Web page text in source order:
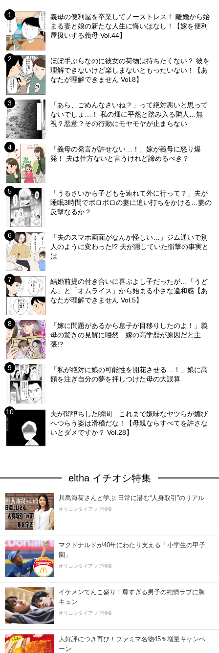
義母の便利屋を卒業してノーストレス！ 離婚から始
まる妻と娘の新たな人生に悔いはなし！【嫁を便利
屋扱いする義母 Vol.44】
ほぼ手ぶらなのに彼女の荷物は持ちたくない？ 彼を
理解できないけど楽しまないともったいない！【あ
なたが理解できません Vol.8】
「あら、ごめんなさいね？」って絶対悪いと思って
ないでしょ…！ 私の畑に平然と踏み入る隣人…無
視？悪意？その行動にモヤモヤが止まらない
「義母の発言が許せない…！」嫁が義母に怒り爆
発！ 夫は仕方ないと言うけれど諦めるべき？
「うるさいから子どもを連れて外に行って？」夫が
睡眠3時間でボロボロの妻に追い打ちをかける…妻の
反撃なるか？
「夫のスマホ画面がなんか怪しい…」ジム通いで別
人のように変わった!? 夫が隠していた衝撃の事実と
は
結婚前提の付き合いに喜ぶよし子だったが…「うど
ん」と「オムライス」から始まる小さな違和感【あ
なたが理解できません Vol.5】
「嫁に問題があるから息子が目移りしたのよ！」義
母の驚きの見解に唖然…嫁の高学歴が原因だと主
張!?
「私が絶対に娘の可能性を開花させる…！」娘に高
額を注ぎ自分の夢を押しつけた母の大誤算
夫が闇堕ちした瞬間…これまで嫌味なヤツらが媚び
へつらう姿は滑稽だな！【母親ならすべてを許さな
いとダメですか？ Vol.28】
eltha イチオシ特集
川島海荷さんと学ぶ 日常に潜む“人身取引”のリアル
オリコンタイアップ特集
マクドナルドが40年にわたり支える「小学生の甲子
園」
オリコンタイアップ特集
イケメンてんこ盛り！尊すぎる男子の純情ラブに胸
キュン
オリコンタイアップ特集
大好評につき再び！ファミマ名物45％増量キャンペ
ーン